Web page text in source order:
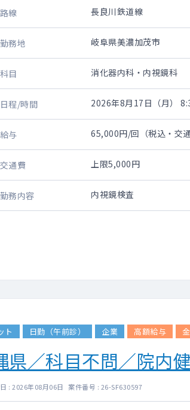
路線 長良川鉄道線
勤務地 岐阜県美濃加茂市
科目 消化器内科・内視鏡科
日程/時間 2026年8月17日（月）
給与 65,000円/回（税込・
交通費 上限5,000円
勤務内容 内視鏡検査
ト 日勤（午前診） 企業 高額給与
県／科目不問／院内
: 2026年08月06日 案件番号 : 26-SF630597